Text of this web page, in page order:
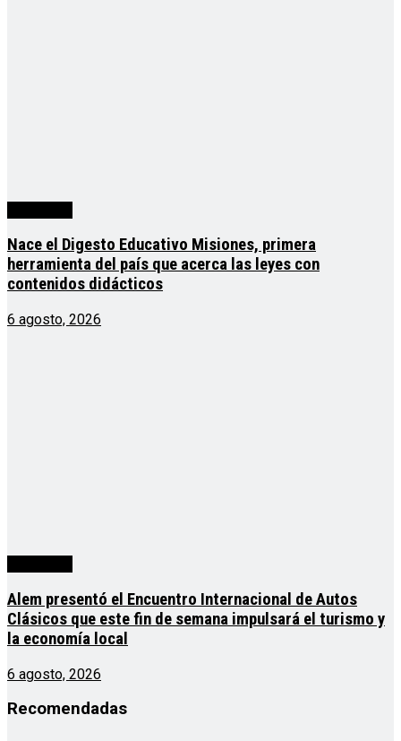
Nace el Digesto Educativo Misiones, primera
herramienta del país que acerca las leyes con
contenidos didácticos
6 agosto, 2026
Alem presentó el Encuentro Internacional de Autos
Clásicos que este fin de semana impulsará el turismo y
la economía local
6 agosto, 2026
Recomendadas